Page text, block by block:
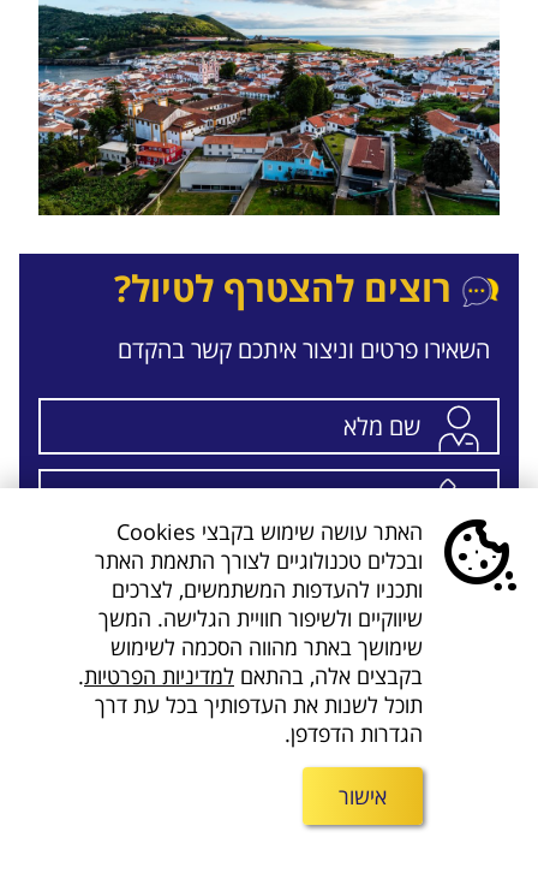
רוצים להצטרף לטיול?
השאירו פרטים וניצור איתכם קשר בהקדם
שלח/י פרטים
מדיניות הפרטיות המפורסמת באתר
האתר עושה שימוש בקבצי Cookies
ובכלים טכנולוגיים לצורך התאמת האתר
ותכניו להעדפות המשתמשים, לצרכים
שיווקיים ולשיפור חוויית הגלישה. המשך
שימושך באתר מהווה הסכמה לשימוש
בקבצים אלה, בהתאם למדיניות הפרטיות.
תוכל לשנות את העדפותיך בכל עת דרך
הגדרות הדפדפן.
אישור